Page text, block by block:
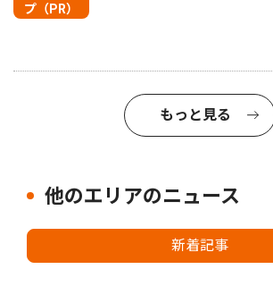
プ（PR）
もっと見る
他のエリアのニュース
新着記事